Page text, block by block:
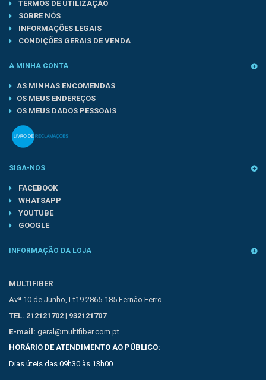
TERMOS DE UTILIZAÇÃO
SOBRE NÓS
INFORMAÇÕES LEGAIS
CONDIÇÕES GERAIS DE VENDA
A MINHA CONTA
AS MINHAS ENCOMENDAS
OS MEUS ENDEREÇOS
OS MEUS DADOS PESSOAIS
SIGA-NOS
FACEBOOK
WHATSAPP
YOUTUBE
GOOGLE
INFORMAÇÃO DA LOJA
MULTIFIBER
Avª 10 de Junho, Lt19 2865-185 Fernão Ferro
TEL. 212121702 | 932121707
E-mail: geral@multifiber.com.pt
HORÁRIO DE ATENDIMENTO AO PÚBLICO:
Dias úteis das 09h30 às 13h00